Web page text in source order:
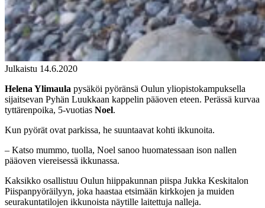
Julkaistu 14.6.2020
Helena Ylimaula pysäköi pyöränsä Oulun yliopistokampuksella
sijaitsevan Pyhän Luukkaan kappelin pääoven eteen. Perässä kurvaa
tyttärenpoika, 5-vuotias Noel.
Kun pyörät ovat parkissa, he suuntaavat kohti ikkunoita.
– Katso mummo, tuolla, Noel sanoo huomatessaan ison nallen
pääoven viereisessä ikkunassa.
Kaksikko osallistuu Oulun hiippakunnan piispa Jukka Keskitalon
Piispanpyöräilyyn, joka haastaa etsimään kirkkojen ja muiden
seurakuntatilojen ikkunoista näytille laitettuja nalleja.